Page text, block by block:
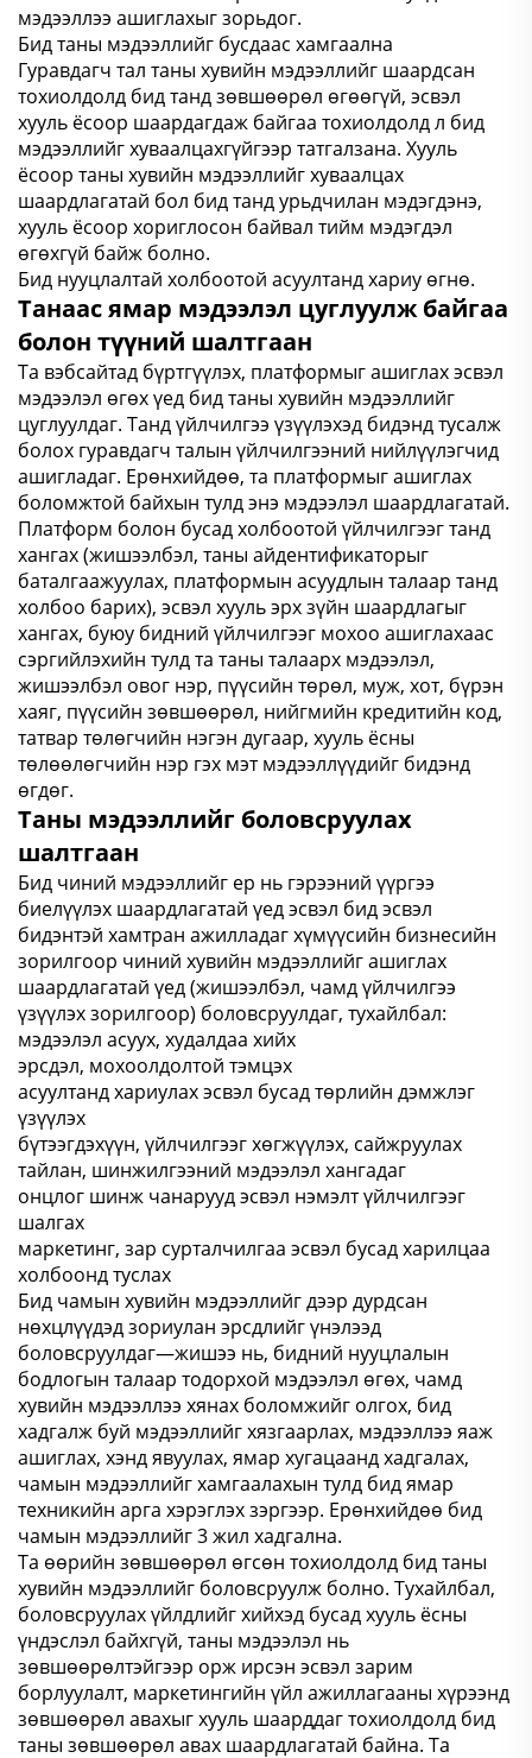
мэдээллээ ашиглахыг зорьдог.
Бид таны мэдээллийг бусдаас хамгаална
Гуравдагч тал таны хувийн мэдээллийг шаардсан
тохиолдолд бид танд зөвшөөрөл өгөөгүй, эсвэл
хууль ёсоор шаардагдаж байгаа тохиолдолд л бид
мэдээллийг хуваалцахгүйгээр татгалзана. Хууль
ёсоор таны хувийн мэдээллийг хуваалцах
шаардлагатай бол бид танд урьдчилан мэдэгдэнэ,
хууль ёсоор хориглосон байвал тийм мэдэгдэл
өгөхгүй байж болно.
Бид нууцлалтай холбоотой асуултанд хариу өгнө.
Танаас ямар мэдээлэл цуглуулж байгаа
болон түүний шалтгаан
Та вэбсайтад бүртгүүлэх, платформыг ашиглах эсвэл
мэдээлэл өгөх үед бид таны хувийн мэдээллийг
цуглуулдаг. Танд үйлчилгээ үзүүлэхэд бидэнд тусалж
болох гуравдагч талын үйлчилгээний нийлүүлэгчид
ашигладаг. Ерөнхийдөө, та платформыг ашиглах
боломжтой байхын тулд энэ мэдээлэл шаардлагатай.
Платформ болон бусад холбоотой үйлчилгээг танд
хангах (жишээлбэл, таны айдентификаторыг
баталгаажуулах, платформын асуудлын талаар танд
холбоо барих), эсвэл хууль эрх зүйн шаардлагыг
хангах, буюу бидний үйлчилгээг мохоо ашиглахаас
сэргийлэхийн тулд та таны талаарх мэдээлэл,
жишээлбэл овог нэр, пүүсийн төрөл, муж, хот, бүрэн
хаяг, пүүсийн зөвшөөрөл, нийгмийн кредитийн код,
татвар төлөгчийн нэгэн дугаар, хууль ёсны
төлөөлөгчийн нэр гэх мэт мэдээллүүдийг бидэнд
өгдөг.
Таны мэдээллийг боловсруулах
шалтгаан
Бид чиний мэдээллийг ер нь гэрээний үүргээ
биелүүлэх шаардлагатай үед эсвэл бид эсвэл
бидэнтэй хамтран ажилладаг хүмүүсийн бизнесийн
зорилгоор чиний хувийн мэдээллийг ашиглах
шаардлагатай үед (жишээлбэл, чамд үйлчилгээ
үзүүлэх зорилгоор) боловсруулдаг, тухайлбал:
мэдээлэл асуух, худалдаа хийх
эрсдэл, мохоолдолтой тэмцэх
асуултанд хариулах эсвэл бусад төрлийн дэмжлэг
үзүүлэх
бүтээгдэхүүн, үйлчилгээг хөгжүүлэх, сайжруулах
тайлан, шинжилгээний мэдээлэл хангадаг
онцлог шинж чанарууд эсвэл нэмэлт үйлчилгээг
шалгах
маркетинг, зар сурталчилгаа эсвэл бусад харилцаа
холбоонд туслах
Бид чамын хувийн мэдээллийг дээр дурдсан
нөхцлүүдэд зориулан эрсдлийг үнэлээд
боловсруулдаг—жишээ нь, бидний нууцлалын
бодлогын талаар тодорхой мэдээлэл өгөх, чамд
хувийн мэдээллээ хянах боломжийг олгох, бид
хадгалж буй мэдээллийг хязгаарлах, мэдээллээ яаж
ашиглах, хэнд явуулах, ямар хугацаанд хадгалах,
чамын мэдээллийг хамгаалахын тулд бид ямар
техникийн арга хэрэглэх зэргээр. Ерөнхийдөө бид
чамын мэдээллийг 3 жил хадгална.
Та өөрийн зөвшөөрөл өгсөн тохиолдолд бид таны
хувийн мэдээллийг боловсруулж болно. Тухайлбал,
боловсруулах үйлдлийг хийхэд бусад хууль ёсны
үндэслэл байхгүй, таны мэдээлэл нь
зөвшөөрөлтэйгээр орж ирсэн эсвэл зарим
борлуулалт, маркетингийн үйл ажиллагааны хүрээнд
зөвшөөрөл авахыг хууль шаарддаг тохиолдолд бид
таны зөвшөөрөл авах шаардлагатай байна. Та